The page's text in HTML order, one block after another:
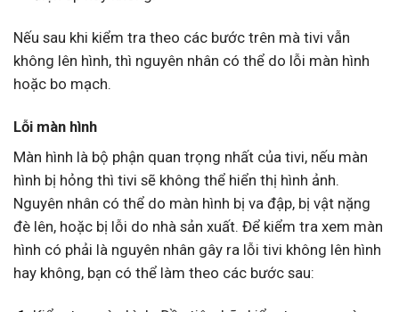
Nếu sau khi kiểm tra theo các bước trên mà tivi vẫn
không lên hình, thì nguyên nhân có thể do lỗi màn hình
hoặc bo mạch.
Lỗi màn hình
Màn hình là bộ phận quan trọng nhất của tivi, nếu màn
hình bị hỏng thì tivi sẽ không thể hiển thị hình ảnh.
Nguyên nhân có thể do màn hình bị va đập, bị vật nặng
đè lên, hoặc bị lỗi do nhà sản xuất. Để kiểm tra xem màn
hình có phải là nguyên nhân gây ra lỗi tivi không lên hình
hay không, bạn có thể làm theo các bước sau: